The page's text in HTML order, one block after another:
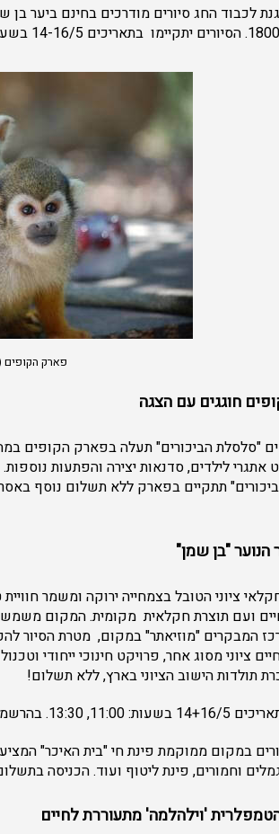
לכבוד החג סיורים מודרכים בחינם ביער
5 סיור נוסף בשעה 13:00.
פארק הקופים
חוגגים עם הצגה
"סלסלת הביכורים" תעלה בפארק הקופים
אתגרי לילדים, סדנאות יצירה והפתעות
הנוער "בן שמן"
ציוני הטובל בצמחייה ירוקה ומשמר
ועם תוצרת חקלאית מקומית. המקום משמש
המבקרים "מוזיאתר" במקום, מטרת
ציוני מסוג אחר, פרויקט חינוכי ייחודי
תולדות הישוב הציוני בארץ, ללא תשלום!
בלבד באתר עמותת חבל מודיעין.
במקום ממוקמת פינת חי "בית האיכר"
וחמורים, פינת ליטוף ועוד. הכניסה בתשלום.
'וילהלמה' מתעוררת לחיים